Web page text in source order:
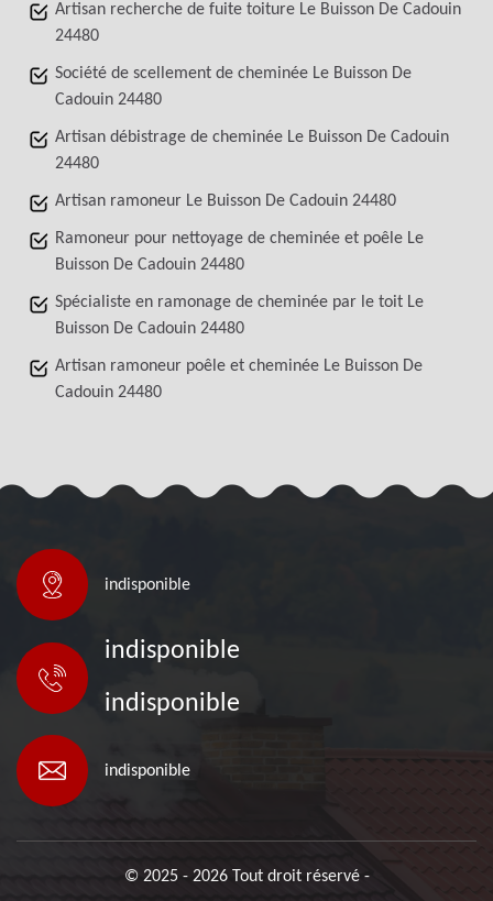
Artisan recherche de fuite toiture Le Buisson De Cadouin
24480
Société de scellement de cheminée Le Buisson De
Cadouin 24480
Artisan débistrage de cheminée Le Buisson De Cadouin
24480
Artisan ramoneur Le Buisson De Cadouin 24480
Ramoneur pour nettoyage de cheminée et poêle Le
Buisson De Cadouin 24480
Spécialiste en ramonage de cheminée par le toit Le
Buisson De Cadouin 24480
Artisan ramoneur poêle et cheminée Le Buisson De
Cadouin 24480
indisponible
indisponible
indisponible
indisponible
© 2025 - 2026 Tout droit réservé -